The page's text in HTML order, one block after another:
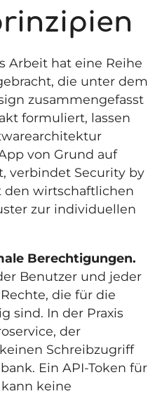
Arbeit hat eine Reihe
die unter dem
zusammengefasst
formuliert, lassen
von Grund auf
verbindet Security by
den wirtschaftlichen
zur individuellen
Berechtigungen.
Benutzer und jeder
die für die
sind. In der Praxis
der
Schreibzugriff
Ein API-Token für
keine